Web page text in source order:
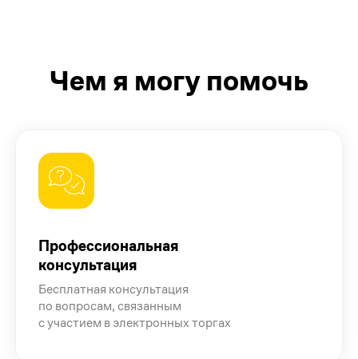
Чем я могу помочь
Профессиональная
консультация
Бесплатная консультация
по вопросам, связанным
с участием в электронных торгах